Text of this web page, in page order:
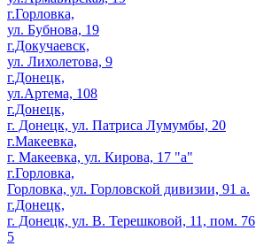
г.Горловка,
ул. Бубнова, 19
г.Докучаевск,
ул. Лихолетова, 9
г.Донецк,
ул.Артема, 108
г.Донецк,
г. Донецк, ул. Патриса Лумумбы, 20
г.Макеевка,
г. Макеевка, ул. Кирова, 17 "а"
г.Горловка,
Горловка, ул. Горловской дивизии, 91 а.
г.Донецк,
г. Донецк, ул. В. Терешковой, 11, пом. 76
5